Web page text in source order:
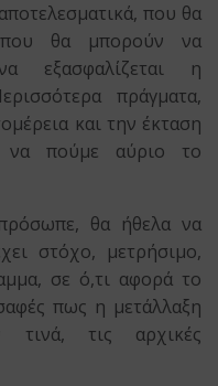
που θα
που θα μπορούν να
εξασφαλίζεται η
πράγματα,
και την έκταση
να πούμε αύριο το
θα ήθελα να
στόχο, μετρήσιμο,
σε ό,τι αφορά το
πως η μετάλλαξη
τινά, τις αρχικές